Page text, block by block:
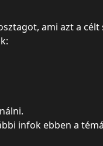
ami azt a
infok ebben a